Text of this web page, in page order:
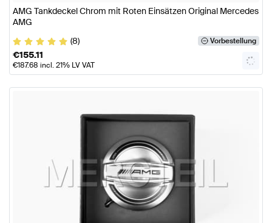
AMG Tankdeckel Chrom mit Roten Einsätzen Original Mercedes
AMG
(8)
Vorbestellung
€155.11
€187.68 incl. 21% LV VAT